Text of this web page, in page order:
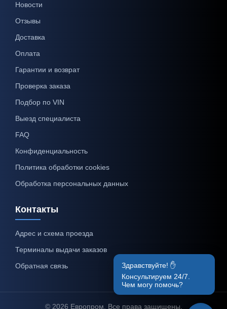
Новости
Отзывы
Доставка
Оплата
Гарантии и возврат
Проверка заказа
Подбор по VIN
Выезд специалиста
FAQ
Конфиденциальность
Политика обработки cookies
Обработка персональных данных
Контакты
Адрес и схема проезда
Терминалы выдачи заказов
Обратная связь
© 2026 Европром. Все права защищены.
Здравствуйте! ✋
Консультируем 24/7.
Чем могу помочь?